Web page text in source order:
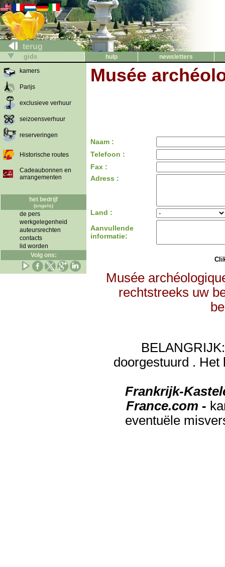
terug
gids hulp
newsletters
kamers
Parijs
exclusieve verhuur
seizoensverhuur
reserveringen
Historische routes
Cadeaubonnen en
arrangementen
het bedrijf
(engels)
de pers
werkgelegenheid
auteursrechten
contacts
lid worden
Volg ons:
Musée
Naam :
Telefoon :
Fax :
Adress :
Land :
Aanvullende
informatie:
Musée
rechtstreeks uw
doorgestuurd . Het
Frankrijk-
France.com -
eventuële